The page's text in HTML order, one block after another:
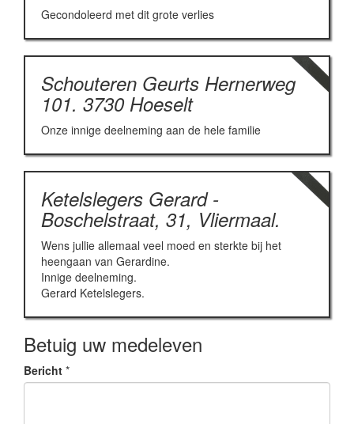
Gecondoleerd met dit grote verlies
Schouteren Geurts Hernerweg
101. 3730 Hoeselt
Onze innige deelneming aan de hele familie
Ketelslegers Gerard -
Boschelstraat, 31, Vliermaal.
Wens jullie allemaal veel moed en sterkte bij het
heengaan van Gerardine.
Innige deelneming.
Gerard Ketelslegers.
Betuig uw medeleven
Bericht *